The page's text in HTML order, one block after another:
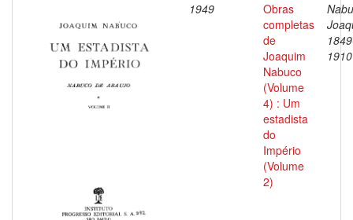
1949
Obras
completas
de
Joaquim
Nabuco
(Volume
4) : Um
estadista
do
Império
(Volume
2)
1910